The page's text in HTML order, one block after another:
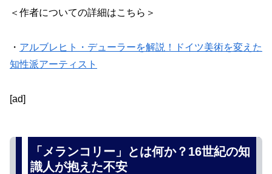
＜作者についての詳細はこちら＞
・ アルブレヒト・デューラーを解説！ドイツ美術を変えた
知性派アーティスト
[ad]
「メランコリー」とは何か？16世紀の知
識人が抱えた不安